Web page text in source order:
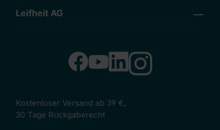
Leifheit AG
Kostenloser Versand ab 39 €,
30 Tage Rückgaberecht